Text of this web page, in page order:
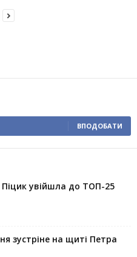
ВПОДОБАТИ
Піцик увійшла до ТОП-25
зустріне на щиті Петра